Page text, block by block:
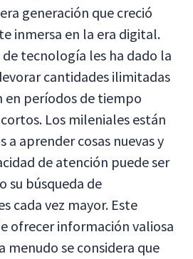
generación que creció
inmersa en la era digital.
tecnología les ha dado la
cantidades ilimitadas
en períodos de tiempo
Los mileniales están
a aprender cosas nuevas y
de atención puede ser
su búsqueda de
cada vez mayor. Este
ofrecer información valiosa
menudo se considera que